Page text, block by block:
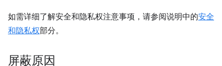
如需详细了解安全和隐私权注意事项，请参阅说明中的安全
和隐私权部分。
屏蔽原因